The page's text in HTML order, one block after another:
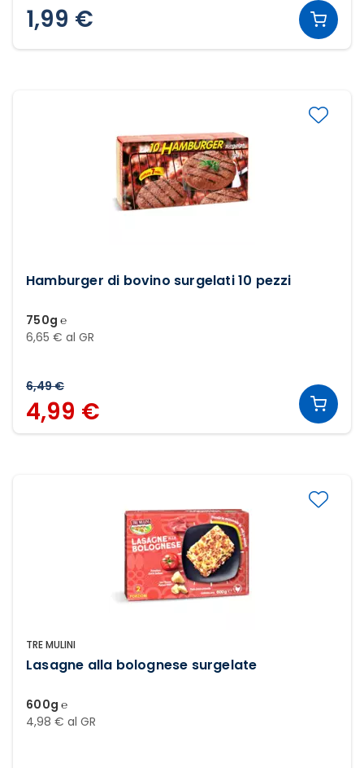
1,99 €
Hamburger di bovino surgelati 10 pezzi
750g ℮
6,65 € al GR
6,49 €
4,99 €
TRE MULINI
Lasagne alla bolognese surgelate
600g ℮
4,98 € al GR